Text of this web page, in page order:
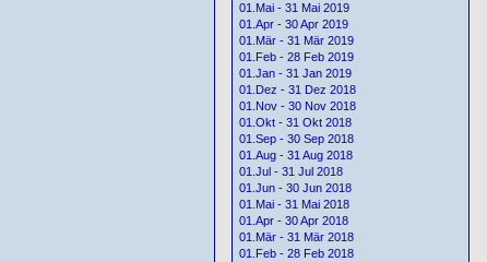
01.Mai - 31 Mai 2019
01.Apr - 30 Apr 2019
01.Mär - 31 Mär 2019
01.Feb - 28 Feb 2019
01.Jan - 31 Jan 2019
01.Dez - 31 Dez 2018
01.Nov - 30 Nov 2018
01.Okt - 31 Okt 2018
01.Sep - 30 Sep 2018
01.Aug - 31 Aug 2018
01.Jul - 31 Jul 2018
01.Jun - 30 Jun 2018
01.Mai - 31 Mai 2018
01.Apr - 30 Apr 2018
01.Mär - 31 Mär 2018
01.Feb - 28 Feb 2018